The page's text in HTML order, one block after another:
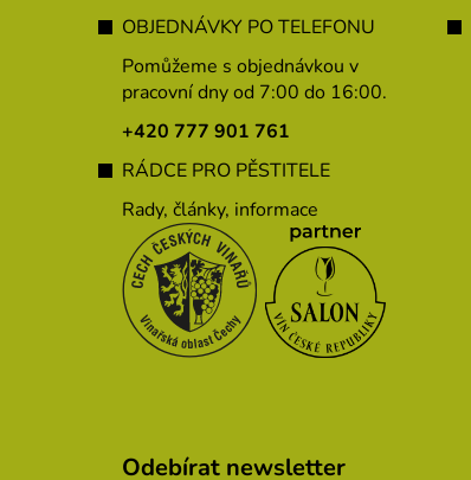
OBJEDNÁVKY PO TELEFONU
Pomůžeme s objednávkou v
pracovní dny od 7:00 do 16:00.
+420 777 901 761
RÁDCE PRO PĚSTITELE
Rady, články, informace
Odebírat newsletter